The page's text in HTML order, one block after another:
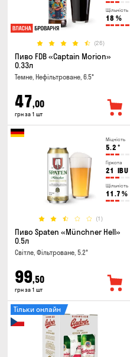
Щільність
18 %
(26)
Пиво FDB «Captain Morion»
0.33л
Темне, Нефільтроване, 6.5°
47,00
грн за 1 шт
Міцність
5.2 °
Гіркота
21 IBU
Щільність
11.7 %
(1)
Пиво Spaten «Münchner Hell»
0.5л
Світле, Фільтроване, 5.2°
99,50
грн за 1 шт
Тільки онлайн